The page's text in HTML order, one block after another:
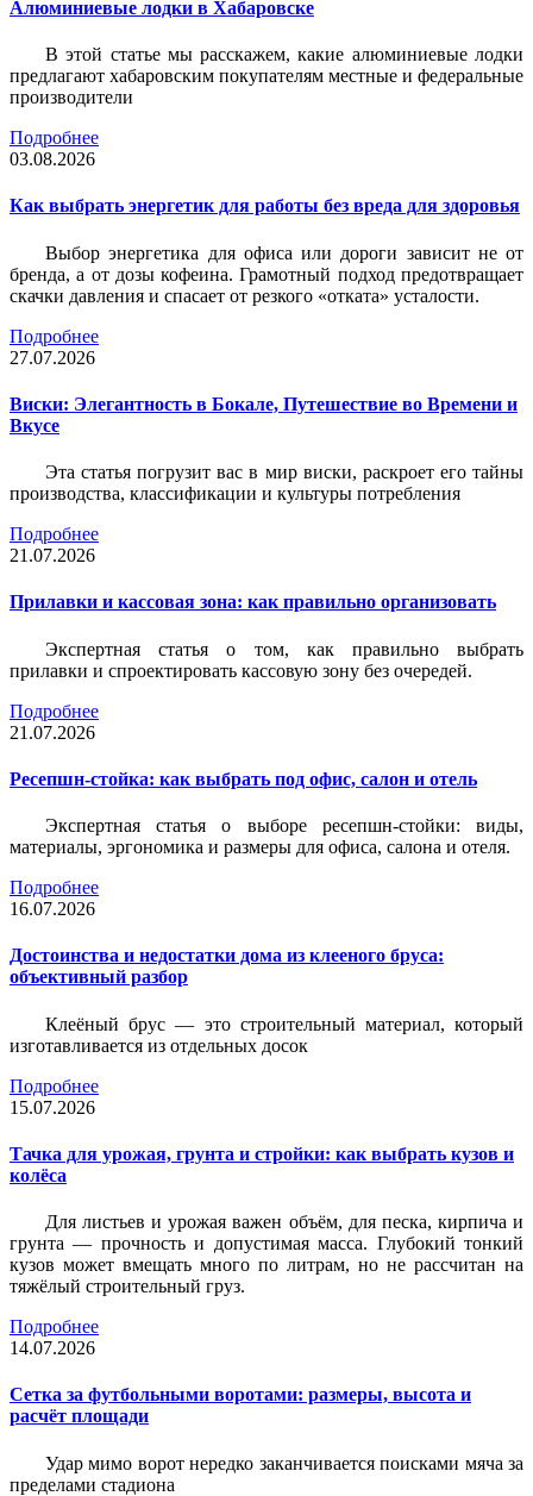
Алюминиевые лодки в Хабаровске
В этой статье мы расскажем, какие алюминиевые лодки
предлагают хабаровским покупателям местные и федеральные
производители
Подробнее
03.08.2026
Как выбрать энергетик для работы без вреда для здоровья
Выбор энергетика для офиса или дороги зависит не от
бренда, а от дозы кофеина. Грамотный подход предотвращает
скачки давления и спасает от резкого «отката» усталости.
Подробнее
27.07.2026
Виски: Элегантность в Бокале, Путешествие во Времени и
Вкусе
Эта статья погрузит вас в мир виски, раскроет его тайны
производства, классификации и культуры потребления
Подробнее
21.07.2026
Прилавки и кассовая зона: как правильно организовать
Экспертная статья о том, как правильно выбрать
прилавки и спроектировать кассовую зону без очередей.
Подробнее
21.07.2026
Ресепшн-стойка: как выбрать под офис, салон и отель
Экспертная статья о выборе ресепшн-стойки: виды,
материалы, эргономика и размеры для офиса, салона и отеля.
Подробнее
16.07.2026
Достоинства и недостатки дома из клееного бруса:
объективный разбор
Клеёный брус — это строительный материал, который
изготавливается из отдельных досок
Подробнее
15.07.2026
Тачка для урожая, грунта и стройки: как выбрать кузов и
колёса
Для листьев и урожая важен объём, для песка, кирпича и
грунта — прочность и допустимая масса. Глубокий тонкий
кузов может вмещать много по литрам, но не рассчитан на
тяжёлый строительный груз.
Подробнее
14.07.2026
Сетка за футбольными воротами: размеры, высота и
расчёт площади
Удар мимо ворот нередко заканчивается поисками мяча за
пределами стадиона